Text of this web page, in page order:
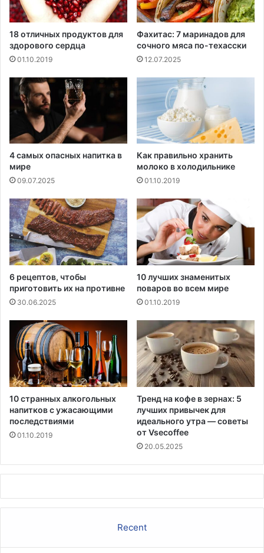
п
о
д
о
п
ы
п
е
д
у
е
т
п
о
л
о
а
з
е
н
и
я
а
л
я
т
ь
л
к
и
в
п
щ
у
18 отличных продуктов для
здорового сердца
01.10.2019
Фахитас: 7 маринадов для
сочного мяса по-техасски
12.07.2025
4 самых опасных напитка в
мире
09.07.2025
Как правильно хранить
молоко в холодильнике
01.10.2019
6 рецептов, чтобы
приготовить их на противне
30.06.2025
10 лучших знаменитых
поваров во всем мире
01.10.2019
10 странных алкогольных
напитков с ужасающими
последствиями
01.10.2019
Тренд на кофе в зернах: 5
лучших привычек для
идеального утра — советы
от Vsecoffee
20.05.2025
Recent